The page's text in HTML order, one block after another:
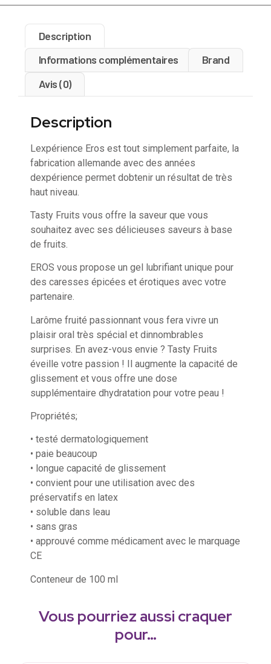
Description
Informations complémentaires
Brand
Avis (0)
Description
Lexpérience Eros est tout simplement parfaite, la
fabrication allemande avec des années
dexpérience permet dobtenir un résultat de très
haut niveau.
Tasty Fruits vous offre la saveur que vous
souhaitez avec ses délicieuses saveurs à base
de fruits.
EROS vous propose un gel lubrifiant unique pour
des caresses épicées et érotiques avec votre
partenaire.
Larôme fruité passionnant vous fera vivre un
plaisir oral très spécial et dinnombrables
surprises. En avez-vous envie ? Tasty Fruits
éveille votre passion ! Il augmente la capacité de
glissement et vous offre une dose
supplémentaire dhydratation pour votre peau !
Propriétés;
• testé dermatologiquement
• paie beaucoup
• longue capacité de glissement
• convient pour une utilisation avec des
préservatifs en latex
• soluble dans leau
• sans gras
• approuvé comme médicament avec le marquage
CE
Conteneur de 100 ml
Vous pourriez aussi craquer
pour…